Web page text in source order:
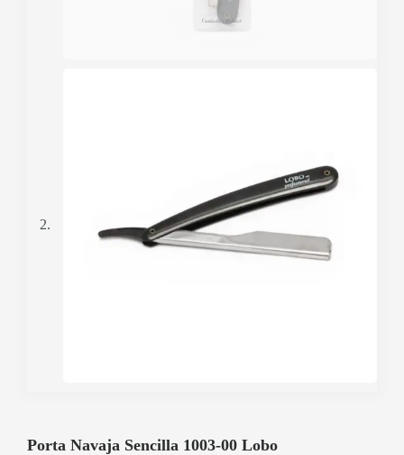
Porta Navaja Sencilla 1003-00 Lobo